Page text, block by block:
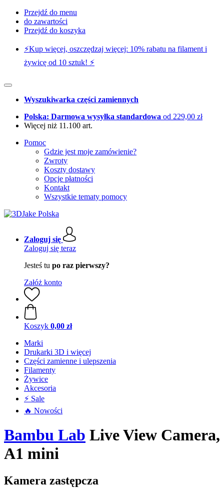
Przejdź do menu
do zawartości
Przejdź do koszyka
⚡️Kup więcej, oszczędzaj więcej: 10% rabatu na filament i
żywicę od 10 sztuk! ⚡️
Wyszukiwarka części zamiennych
Polska: Darmowa wysyłka standardowa od 229,00 zł
Więcej niż 11.100 art.
Pomoc
Gdzie jest moje zamówienie?
Zwroty
Koszty dostawy
Opcje płatności
Kontakt
Wszystkie tematy pomocy
Zaloguj się
Zaloguj się teraz
Jesteś tu po raz pierwszy?
Załóż konto
Koszyk 0,00 zł
Marki
Drukarki 3D i więcej
Części zamienne i ulepszenia
Filamenty
Żywice
Akcesoria
⚡ Sale
🔥 Nowości
Bambu Lab Live View Camera,
A1 mini
Kamera zastępcza